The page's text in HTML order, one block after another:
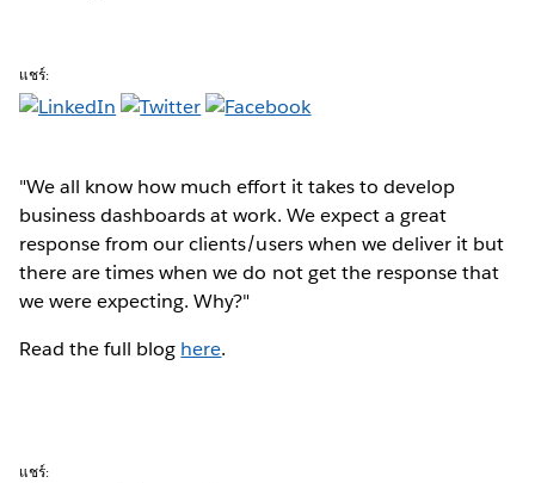
แชร์:
"We all know how much effort it takes to develop
business dashboards at work. We expect a great
response from our clients/users when we deliver it but
there are times when we do not get the response that
we were expecting. Why?"
Read the full blog here.
แชร์: